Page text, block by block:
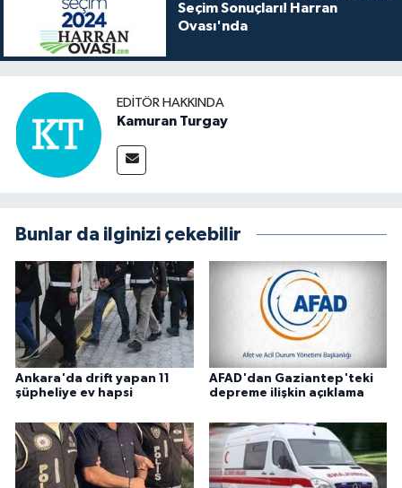
Seçim Sonuçları! Harran
Ovası'nda
EDITÖR HAKKINDA
Kamuran Turgay
Bunlar da ilginizi çekebilir
Ankara'da drift yapan 11
şüpheliye ev hapsi
AFAD'dan Gaziantep'teki
depreme ilişkin açıklama